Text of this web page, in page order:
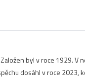
byl v roce 1929. V
dosáhl v roce 2023,